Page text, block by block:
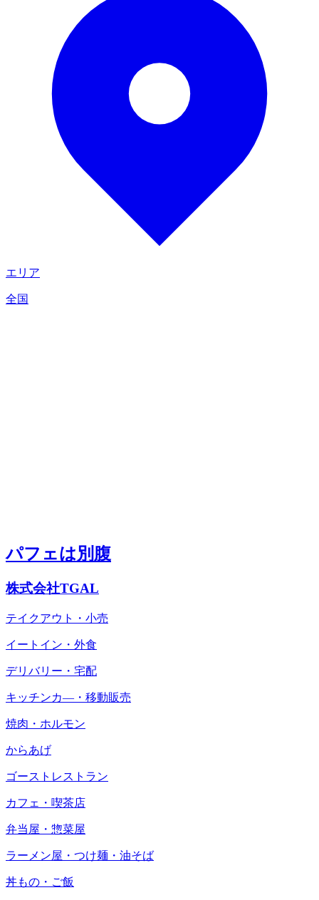
エリア
全国
パフェは別腹
株式会社TGAL
テイクアウト・小売
イートイン・外食
デリバリー・宅配
キッチンカ―・移動販売
焼肉・ホルモン
からあげ
ゴーストレストラン
カフェ・喫茶店
弁当屋・惣菜屋
ラーメン屋・つけ麺・油そば
丼もの・ご飯